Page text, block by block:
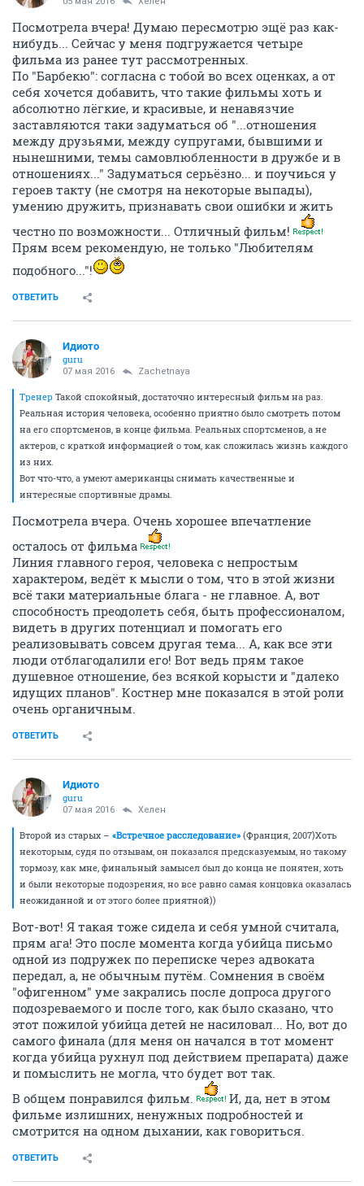
Посмотрела вчера! Думаю пересмотрю эщё раз как-
нибудь... Сейчас у меня подгружается четыре
фильма из ранее тут рассмотренных.
По "Барбекю": согласна с тобой во всех оценках, а от
себя хочется добавить, что такие фильмы хоть и
абсолютно лёгкие, и красивые, и ненавязчие
заставляются таки задуматься об "...отношения
между друзьями, между супругами, бывшими и
нынешними, темы самовлюбленности в дружбе и в
отношениях..." Задуматься серьёзно... и поучиься у
героев такту (не смотря на некоторые выпады),
умению дружить, признавать свои ошибки и жить
честно по возможности... Отличный фильм!
Прям всем рекомендую, не только "Любителям
подобного..."!
ОТВЕТИТЬ
Идиото
guru
07 мая 2016 Zachetnaya
Тренер Такой спокойный, достаточно интересный фильм на раз.
Реальная история человека, особенно приятно было смотреть потом
на его спортсменов, в конце фильма. Реальных спортсменов, а не
актеров, с краткой информацией о том, как сложилась жизнь каждого
из них.
Вот что-что, а умеют американцы снимать качественные и
интересные спортивные драмы.
Посмотрела вчера. Очень хорошее впечатление
осталось от фильма
Линия главного героя, человека с непростым
характером, ведёт к мысли о том, что в этой жизни
всё таки материальные блага - не главное. А, вот
способность преодолеть себя, быть профессионалом,
видеть в других потенциал и помогать его
реализовывать совсем другая тема... А, как все эти
люди отблагодалили его! Вот ведь прям такое
душевное отношение, без всякой корысти и "далеко
идущих планов". Костнер мне показался в этой роли
очень органичным.
ОТВЕТИТЬ
Идиото
guru
07 мая 2016 Хелен
Второй из старых – «Встречное расследование»(Франция, 2007)Хоть
некоторым, судя по отзывам, он показался предсказуемым, но такому
тормозу, как мне, финальный замысел был до конца не понятен, хоть
и были некоторые подозрения, но все равно самая концовка оказалась
неожиданной и от этого более приятной))
Вот-вот! Я такая тоже сидела и себя умной считала,
прям ага! Это после момента когда убийца письмо
одной из подружек по переписке через адвоката
передал, а, не обычным путём. Сомнения в своём
"офигенном" уме закрались после допроса другого
подозреваемого и после того, как было сказано, что
этот пожилой убийца детей не насиловал... Но, вот до
самого финала (для меня он начался в тот момент
когда убийца рухнул под действием препарата) даже
и помыслить не могла, что будет вот так.
В общем понравился фильм.
И, да, нет в этом
фильме излишних, ненужных подробностей и
смотрится на одном дыхании, как говориться.
ОТВЕТИТЬ